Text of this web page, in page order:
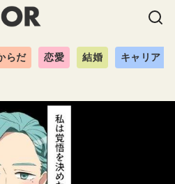
らだ 恋愛 結婚 キャリア